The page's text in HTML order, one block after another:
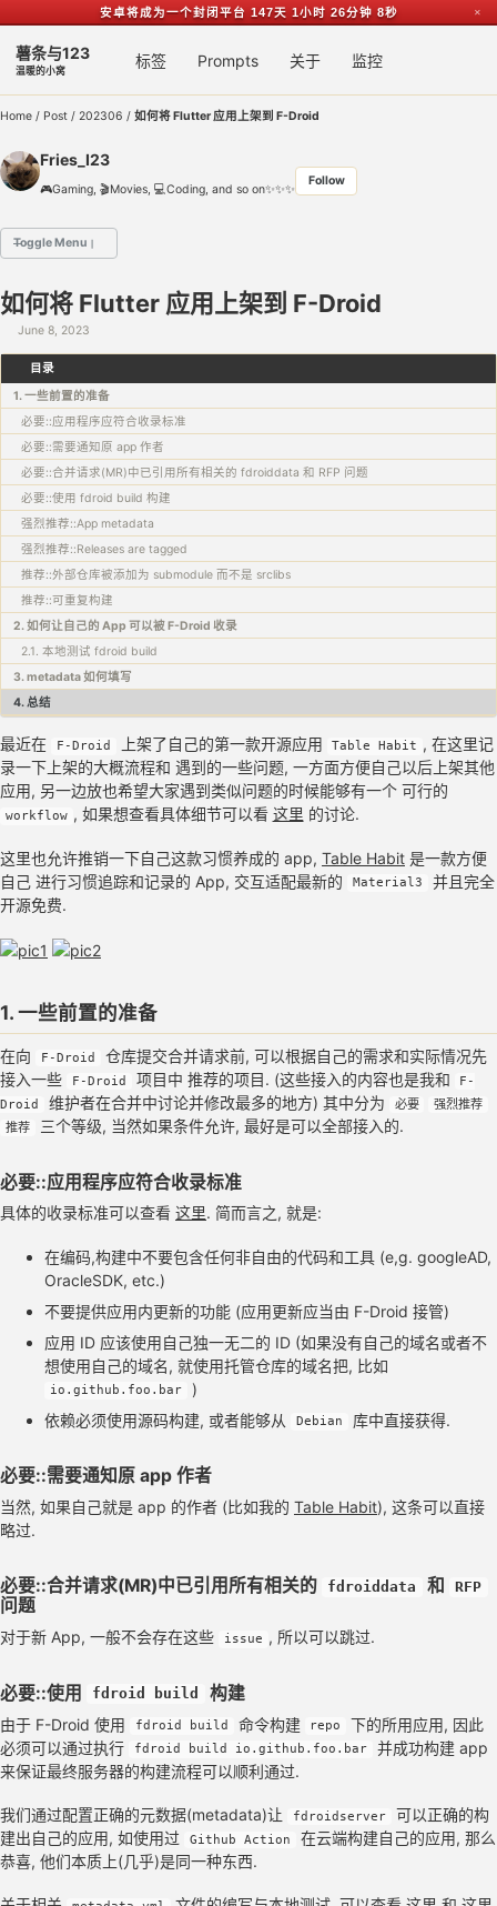
安卓将成为一个封闭平台 147天 1小时 26分钟 7秒 ✕
薯条与123
温暖的小窝
标签 Prompts 关于 监控
Home / Post / 202306 / 如何将 Flutter 应用上架到 F-Droid
Fries_I23
🎮Gaming, 🎬Movies, 💻Coding, and so on✨✨✨
Follow
Toggle Menu
1️⃣ 桌上习惯 / Table Habit - 简单的习惯记录app
2️⃣ RFC4918 中文翻译
3️⃣ Openwrt DDNS Script - 腾讯云 Tencent Cloud (原 DNSPod)
如何将 Flutter 应用上架到 F-Droid
June 8, 2023
目录
1. 一些前置的准备
必要::应用程序应符合收录标准
必要::需要通知原 app 作者
必要::合并请求(MR)中已引用所有相关的 fdroiddata 和 RFP 问题
必要::使用 fdroid build 构建
强烈推荐::App metadata
强烈推荐::Releases are tagged
推荐::外部仓库被添加为 submodule 而不是 srclibs
推荐::可重复构建
2. 如何让自己的 App 可以被 F-Droid 收录
2.1. 本地测试 fdroid build
3. metadata 如何填写
4. 总结
最近在 F-Droid 上架了自己的第一款开源应用 Table Habit , 在这里记
录一下上架的大概流程和 遇到的一些问题, 一方面方便自己以后上架其他
应用, 另一边放也希望大家遇到类似问题的时候能够有一个 可行的
workflow , 如果想查看具体细节可以看 这里 的讨论.
这里也允许推销一下自己这款习惯养成的 app, Table Habit 是一款方便
自己 进行习惯追踪和记录的 App, 交互适配最新的
Material3
并且完全
开源免费.
1. 一些前置的准备
在向 F-Droid
仓库提交合并请求前, 可以根据自己的需求和实际情况先
接入一些
F-Droid 项目中 推荐的项目. (这些接入的内容也是我和
F-
Droid
维护者在合并中讨论并修改最多的地方) 其中分为 必要
强烈推荐
推荐
三个等级, 当然如果条件允许, 最好是可以全部接入的.
必要::应用程序应符合收录标准
具体的收录标准可以查看 这里. 简而言之, 就是:
在编码,构建中不要包含任何非自由的代码和工具 (e,g. googleAD,
OracleSDK, etc.)
不要提供应用内更新的功能 (应用更新应当由 F-Droid 接管)
应用 ID 应该使用自己独一无二的 ID (如果没有自己的域名或者不
想使用自己的域名, 就使用托管仓库的域名把, 比如
io.github.foo.bar
)
依赖必须使用源码构建, 或者能够从
Debian 库中直接获得.
必要::需要通知原 app 作者
当然, 如果自己就是 app 的作者 (比如我的 Table Habit), 这条可以直接
略过.
必要::合并请求(MR)中已引用所有相关的 fdroiddata 和 RFP
问题
对于新 App, 一般不会存在这些 issue , 所以可以跳过.
必要::使用 fdroid build 构建
由于 F-Droid 使用 fdroid build 命令构建 repo
下的所用应用, 因此
必须可以通过执行
fdroid build io.github.foo.bar
并成功构建 app
来保证最终服务器的构建流程可以顺利通过.
我们通过配置正确的元数据(metadata)让 fdroidserver
可以正确的构
建出自己的应用, 如使用过
Github Action
在云端构建自己的应用, 那么
恭喜, 他们本质上(几乎)是同一种东西.